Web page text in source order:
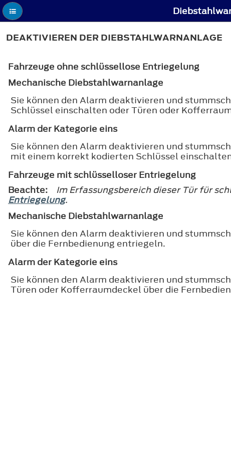
DEAKTIVIEREN DER DIEBSTAHLWARNANLAGE
Fahrzeuge ohne schlüssellose Entriegelung
Mechanische Diebstahlwarnanlage
Sie können den Alarm deaktivieren und
Schlüssel einschalten oder Türen oder
Alarm der Kategorie eins
Sie können den Alarm deaktivieren und
mit einem korrekt kodierten Schlüssel
Fahrzeuge mit schlüsselloser Entriegelung
Beachte:
Im Erfassungsbereich dieser Tür für
Entriegelung.
Mechanische Diebstahlwarnanlage
Sie können den Alarm deaktivieren und
über die Fernbedienung entriegeln.
Alarm der Kategorie eins
Sie können den Alarm deaktivieren und
Türen oder Kofferraumdeckel über die